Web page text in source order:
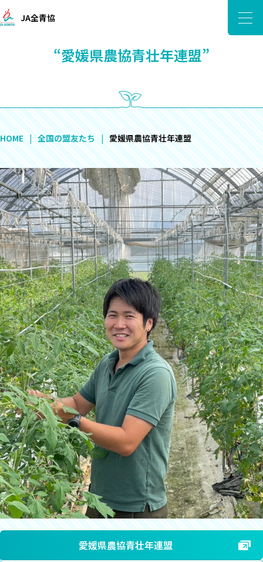
JA全青協
“愛媛県農協青壮年連盟”
HOME 全国の盟友たち 愛媛県農協青壮年連盟
愛媛県農協青壮年連盟